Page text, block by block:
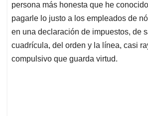
persona más honesta que he
pagarle lo justo a los empleados de
en una declaración de impuestos, de
cuadrícula, del orden y la línea, casi
compulsivo que guarda virtud.